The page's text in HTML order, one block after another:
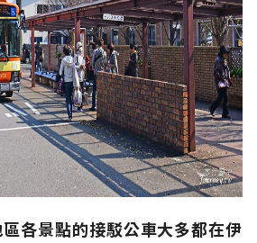
各景點的接駁公車大多都在伊